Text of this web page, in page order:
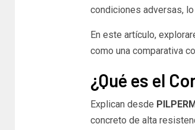
condiciones adversas,
En este artículo,
como una comparativa
¿Qué es el
Explican desde
concreto de alta